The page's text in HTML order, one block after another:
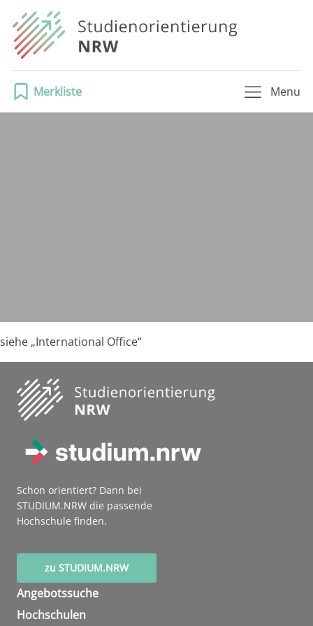
Merkliste Menu
siehe „International Office“
Schon orientiert? Dann bei
STUDIUM.NRW die passende
Hochschule finden.
zu STUDIUM.NRW
Angebotssuche
Hochschulen